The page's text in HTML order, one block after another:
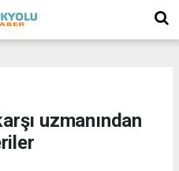
uzmanından